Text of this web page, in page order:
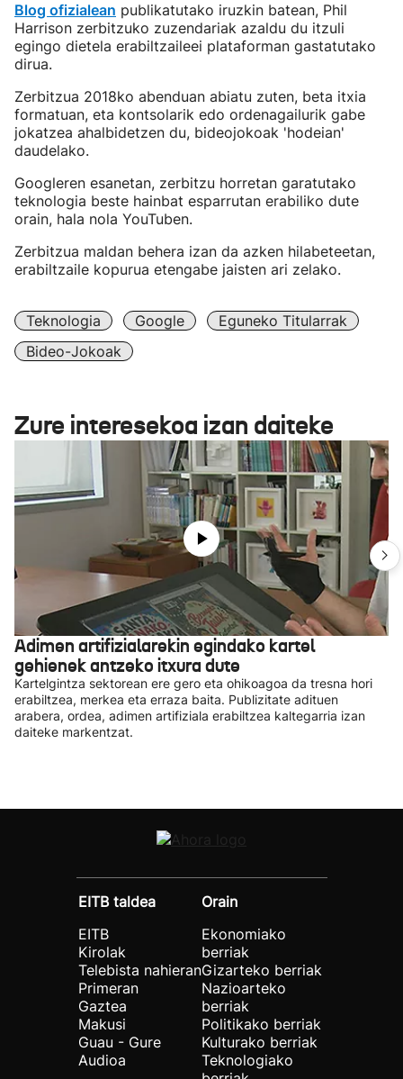
Blog ofizialean publikatutako iruzkin batean, Phil
Harrison zerbitzuko zuzendariak azaldu du itzuli
egingo dietela erabiltzaileei plataforman gastatutako
dirua.
Zerbitzua 2018ko abenduan abiatu zuten, beta itxia
formatuan, eta kontsolarik edo ordenagailurik gabe
jokatzea ahalbidetzen du, bideojokoak 'hodeian'
daudelako.
Googleren esanetan, zerbitzu horretan garatutako
teknologia beste hainbat esparrutan erabiliko dute
orain, hala nola YouTuben.
Zerbitzua maldan behera izan da azken hilabeteetan,
erabiltzaile kopurua etengabe jaisten ari zelako.
Teknologia Google
Eguneko Titularrak
Bideo-Jokoak
Zure interesekoa izan daiteke
Adimen artifizialarekin egindako kartel
gehienek antzeko itxura dute
Kartelgintza sektorean ere gero eta ohikoagoa da tresna hori
erabiltzea, merkea eta erraza baita. Publizitate adituen
arabera, ordea, adimen artifiziala erabiltzea kaltegarria izan
daiteke markentzat.
EITB taldea
EITB
Kirolak
Telebista nahieran
Primeran
Gaztea
Makusi
Guau - Gure
Audioa
Orain
Ekonomiako
berriak
Gizarteko berriak
Nazioarteko
berriak
Politikako berriak
Kulturako berriak
Teknologiako